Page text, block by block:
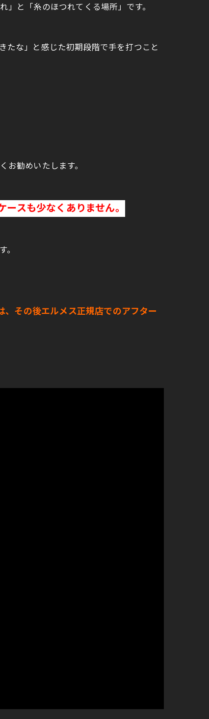
と「糸のほつれてくる場所」です。
たな」と感じた初期段階で手を打つこと
勧めいたします。
スも少なくありません。
その後エルメス正規店でのアフター